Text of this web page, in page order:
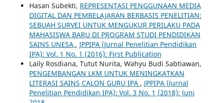
Hasan Subekti, REPRESENTASI PENGGUNAAN MEDIA
DIGITAL DAN PEMBELAJARAN BERBASIS PENELITIAN:
SEBUAH SURVEI UNTUK MENGUKUR PERILAKU PADA
MAHASISWA BARU DI PROGRAM STUDI PENDIDIKAN
SAINS UNESA , JPPIPA (Jurnal Penelitian Pendidikan
IPA): Vol. 1 No. 1 (2016): First Publication
Laily Rosdiana, Tutut Nurita, Wahyu Budi Sabtiawan,
PENGEMBANGAN LKM UNTUK MENINGKATKAN
LITERASI SAINS CALON GURU IPA , JPPIPA (Jurnal
Penelitian Pendidikan IPA): Vol. 3 No. 1 (2018): Juni